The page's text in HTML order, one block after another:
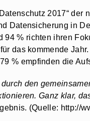
2017“
Datensicherung in
94 % richten ihren
das kommende
% empfinden die
den
Ganz klar,
(Quelle: http://